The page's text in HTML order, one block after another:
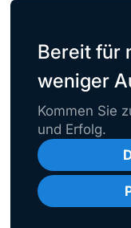
Bereit für
weniger
Kommen Sie
und Erfolg.